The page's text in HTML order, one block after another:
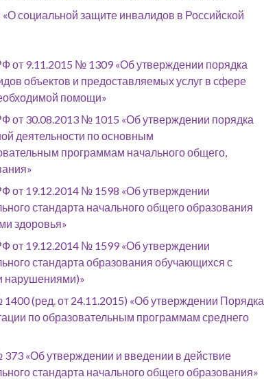
социальной защите инвалидов в Российской
от 9.11.2015 № 1309 «Об утверждении порядка
объектов и предоставляемых услуг в сфере
помощи»
от 30.08.2013 № 1015 «Об утверждении порядка
деятельности по основным
программам начального общего,
от 19.12.2014 № 1598 «Об утверждении
стандарта начального общего образования
здоровья»
от 19.12.2014 № 1599 «Об утверждении
стандарта образования обучающихся с
нарушениями)»
(ред. от 24.11.2015) «Об утверждении Порядка
по образовательным программам среднего
«Об утверждении и введении в действие
стандарта начального общего образования»